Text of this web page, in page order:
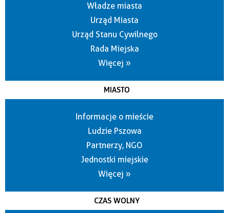
Władze miasta
Urząd Miasta
Urząd Stanu Cywilnego
Rada Miejska
Więcej »
MIASTO
Informacje o mieście
Ludzie Pszowa
Partnerzy, NGO
Jednostki miejskie
Więcej »
CZAS WOLNY